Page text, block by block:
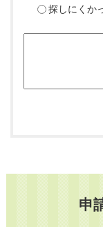
探しにくか
申